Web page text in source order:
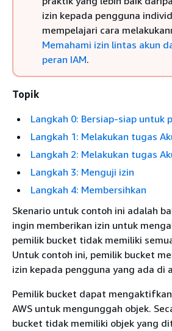
izin kepada pengguna
mempelajari cara
Memahami izin lintas akun
peran IAM.
Topik
Langkah 0: Bersiap-siap untuk
Langkah 1: Melakukan tugas
Langkah 2: Melakukan tugas
Langkah 3: Menguji izin
Langkah 4: Membersihkan
Skenario untuk contoh ini adalah
ingin memberikan izin untuk
pemilik bucket tidak memiliki
Untuk contoh ini, pemilik bucket
izin kepada pengguna yang ada di
Pemilik bucket dapat
AWS untuk mengunggah objek.
bucket tidak memiliki objek yang